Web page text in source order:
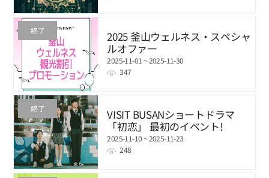
終了
2025 釜山ウェルネス・スペシャ
ルオファー
2025-11-01 ~ 2025-11-30
347
終了
VISIT BUSANショートドラマ
「初恋」 最初のイベント!
2025-11-10 ~ 2025-11-23
248